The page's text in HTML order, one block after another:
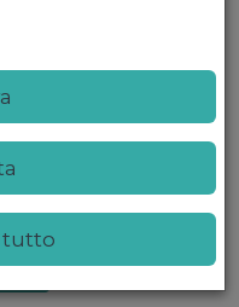
DOC
€ 4,20
tutto